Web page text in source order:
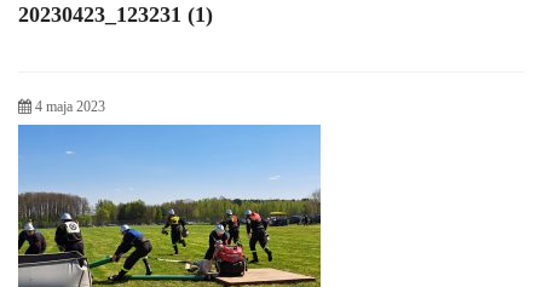
20230423_123231 (1)
4 maja 2023